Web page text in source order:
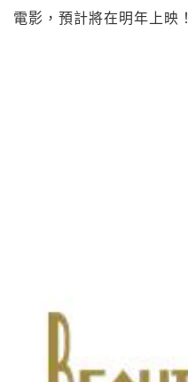
電影，預計將在明年上映！